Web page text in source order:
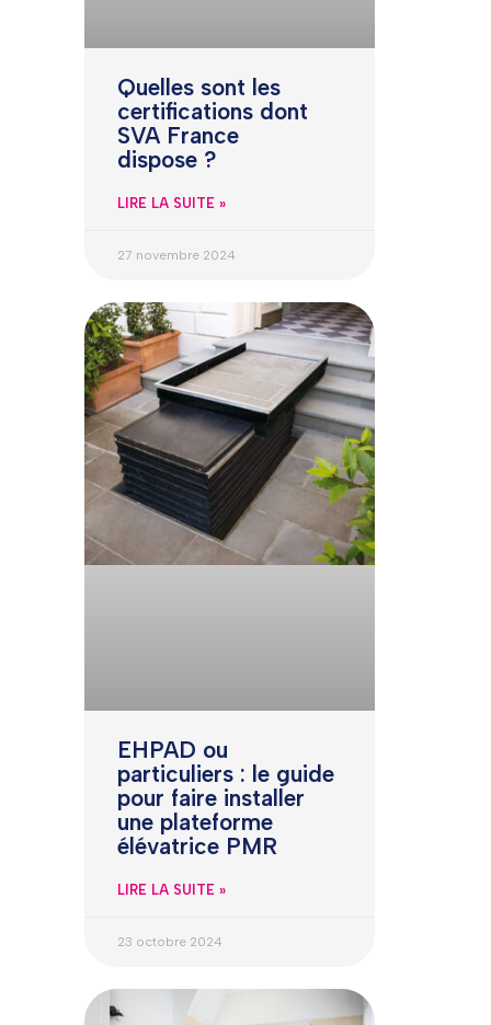
Quelles sont les
certifications dont
SVA France
dispose ?
LIRE LA SUITE »
27 novembre 2024
EHPAD ou
particuliers : le guide
pour faire installer
une plateforme
élévatrice PMR
LIRE LA SUITE »
23 octobre 2024